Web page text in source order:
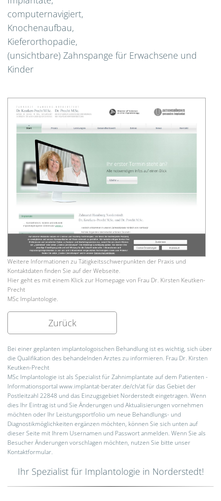
computernavigiert,
Knochenaufbau,
Kieferorthopadie,
(unsichtbare) Zahnspange für Erwachsene und
Kinder
Weitere Informationen zu Tätigkeitsschwerpunkten der Praxis und
Kontaktdaten finden Sie auf der Webseite.
Hier geht es mit einem Klick zur Homepage von Frau Dr. Kirsten Keutken-
Precht
MSc Implantologie.
Zurück
Bei einer geplanten implantologoischen Behandlung ist es wichtig, sich über
die Qualifikation des behandelnden Arztes zu informieren. Frau Dr. Kirsten
Keutken-Precht
MSc Implantologie ist als Spezialist für Zahnimplantate auf dem Patienten -
Informationsportal www.implantat-berater.de/ch/at für das Gebiet der
Postleitzahl 22848 und das Einzugsgebiet Norderstedt eingetragen. Wenn
dies Ihr Eintrag ist und Sie Änderungen und Aktualisierungen vornehmen
möchten oder Ihr Leistungsportfolio um neue Behandlungs- und
Diagnostikmöglichkeiten ergänzen möchten, können Sie sich unten auf
dieser Seite mit Ihrem Usernamen und Passwort anmelden. Wenn Sie als
Besucher Änderungen vorschlagen möchten, nutzen Sie bitte unser
Kontaktformular.
Ihr Spezialist für Implantologie in Norderstedt!